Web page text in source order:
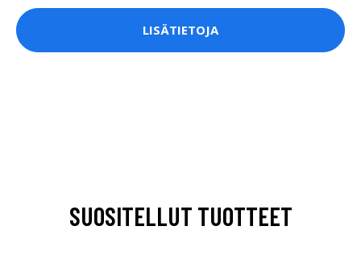
LISÄTIETOJA
SUOSITELLUT TUOTTEET